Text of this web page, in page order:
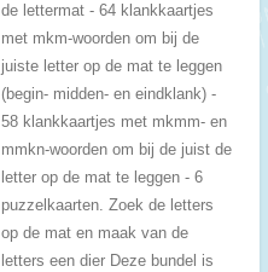
de lettermat - 64 klankkaartjes
met mkm-woorden om bij de
juiste letter op de mat te leggen
(begin- midden- en eindklank) -
58 klankkaartjes met mkmm- en
mmkn-woorden om bij de juist de
letter op de mat te leggen - 6
puzzelkaarten. Zoek de letters
op de mat en maak van de
letters een dier Deze bundel is